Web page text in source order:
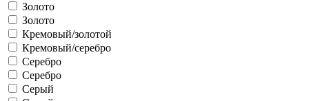
Золото
Золото
Кремовый/золотой
Кремовый/серебро
Серебро
Серебро
Серый